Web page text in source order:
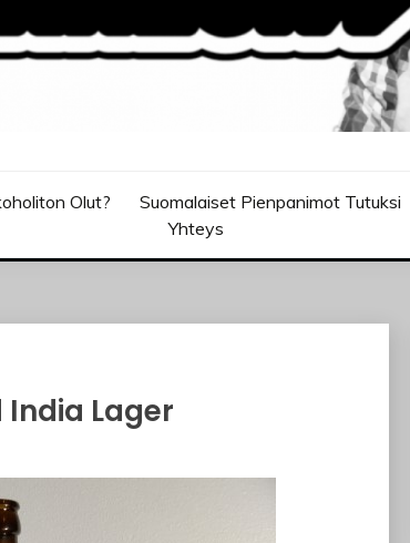
Olut? Suomalaiset Pienpanimot Tutuksi
Yhteys
India Lager